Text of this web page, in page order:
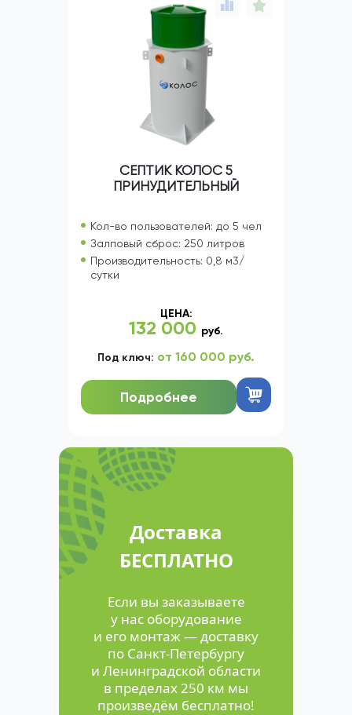
СЕПТИК КОЛОС 5
ПРИНУДИТЕЛЬНЫЙ
Кол-во пользователей: до 5 чел
Залповый сброс: 250 литров
Производительность: 0,8 м3/
сутки
ЦЕНА:
132 000 руб.
Под ключ: от 160 000 руб.
Подробнее
Доставка
БЕСПЛАТНО
Если вы заказываете
у нас оборудование
и его монтаж — доставку
по Санкт-Петербургу
и Ленинградской области
в пределах 250 км мы
произведём бесплатно!